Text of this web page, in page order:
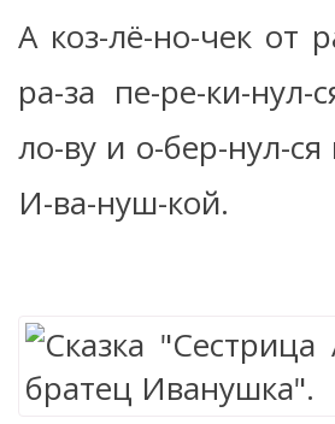
А коз-лё-но-чек от
ра-за пе-ре-ки-нул-
ло-ву и о-бер-нул-
И-ва-нуш-кой.